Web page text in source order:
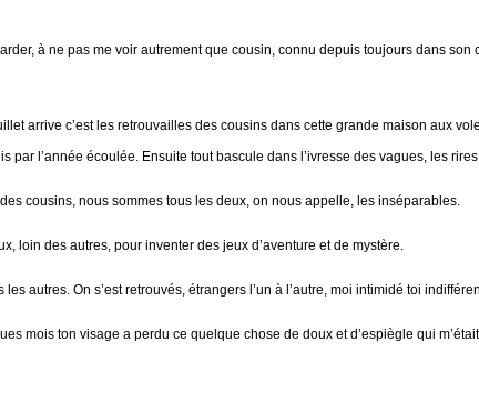
à ne pas me voir autrement que cousin, connu depuis toujours dans son
arrive c’est les retrouvailles des cousins dans cette grande maison aux
par l’année écoulée. Ensuite tout bascule dans l’ivresse des vagues, les
cousins, nous sommes tous les deux, on nous appelle, les inséparables.
loin des autres, pour inventer des jeux d’aventure et de mystère.
autres. On s’est retrouvés, étrangers l’un à l’autre, moi intimidé toi
mois ton visage a perdu ce quelque chose de doux et d’espiègle qui